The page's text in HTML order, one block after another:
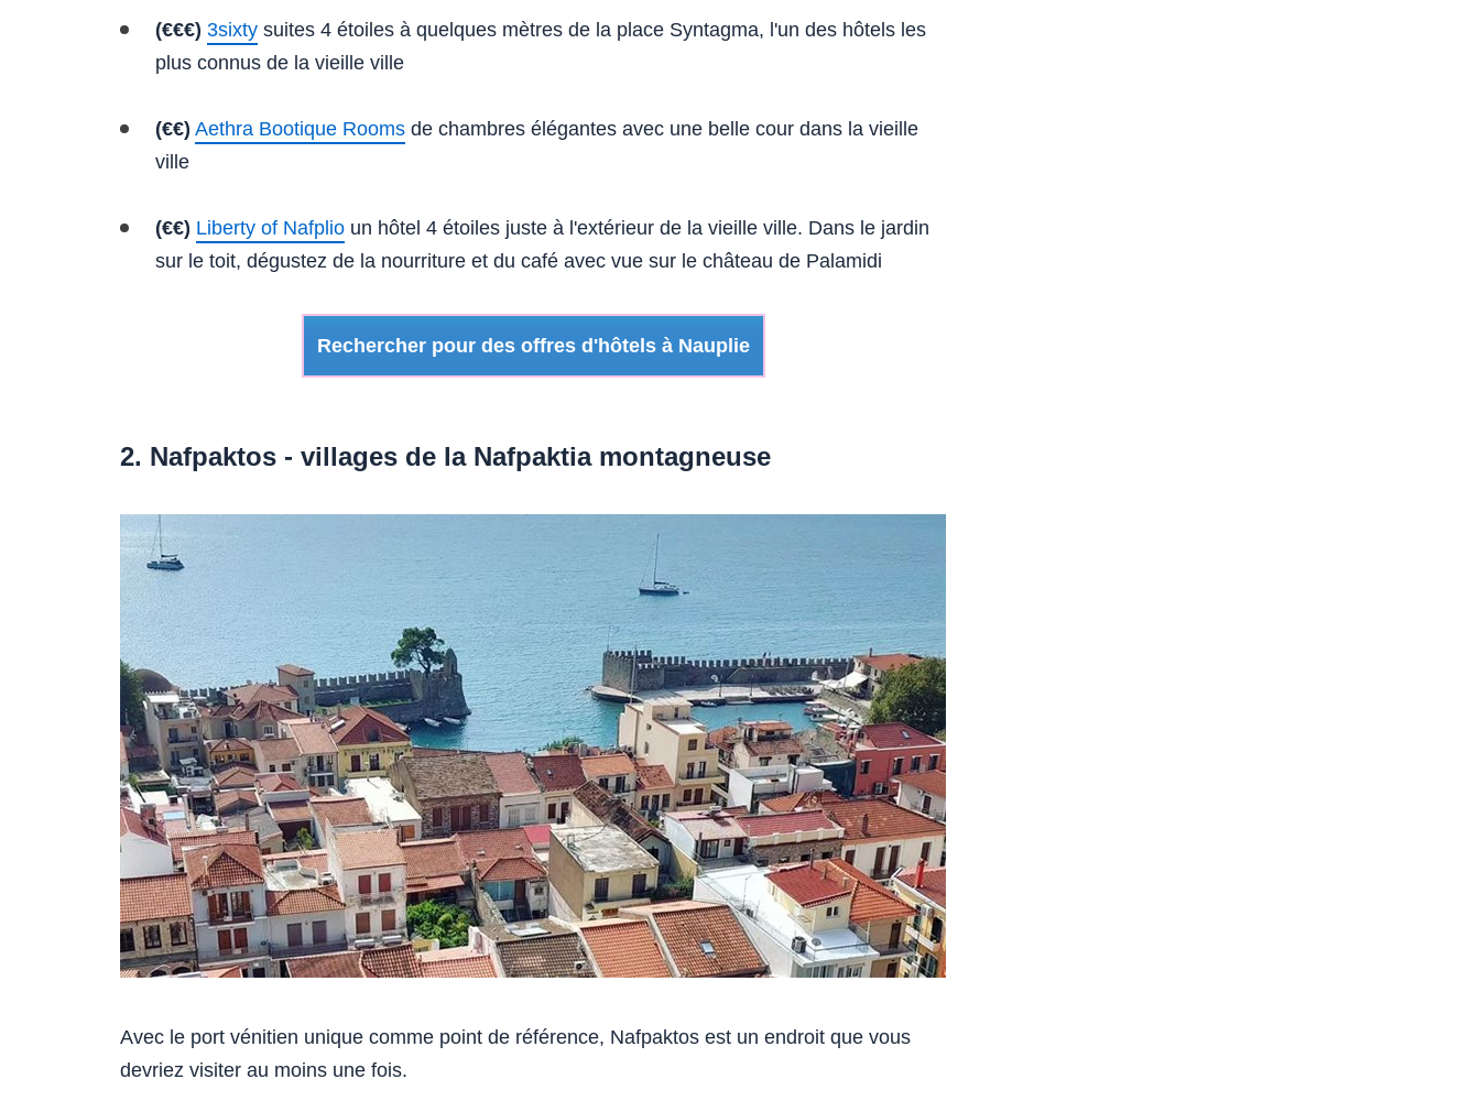
(€€€) 3sixty suites 4 étoiles à quelques mètres de la place Syntagma, l'un des hôtels les
plus connus de la vieille ville
(€€) Aethra Bootique Rooms de chambres élégantes avec une belle cour dans la vieille
ville
(€€) Liberty of Nafplio un hôtel 4 étoiles juste à l'extérieur de la vieille ville. Dans le jardin
sur le toit, dégustez de la nourriture et du café avec vue sur le château de Palamidi
Rechercher pour des offres d'hôtels à Nauplie
2. Nafpaktos - villages de la Nafpaktia montagneuse
Avec le port vénitien unique comme point de référence, Nafpaktos est un endroit que vous
devriez visiter au moins une fois.